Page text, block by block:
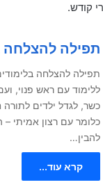
קודש.
תפילה להצלחה
תפילה להצלחה
ללימוד עם ראש פנוי,
כשר, לגדל ילדים
כלומר עם רצון אמיתי
להבין…
קרא עוד...